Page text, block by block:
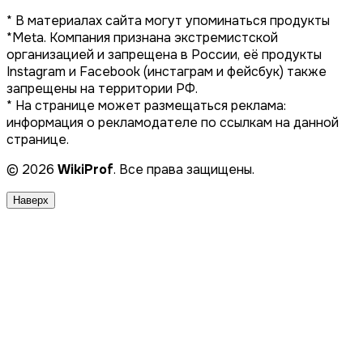
* В материалах сайта могут упоминаться продукты
*Meta. Компания признана экстремистской
организацией и запрещена в России, её продукты
Instagram и Facebook (инстаграм и фейсбук) также
запрещены на территории РФ.
* На странице может размещаться реклама:
информация о рекламодателе по ссылкам на данной
странице.
© 2026 WikiProf. Все права защищены.
Наверх